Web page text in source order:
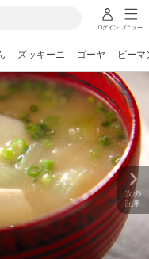
ログイン メニュー
ズッキーニ ゴーヤ ピーマ
次の
記事